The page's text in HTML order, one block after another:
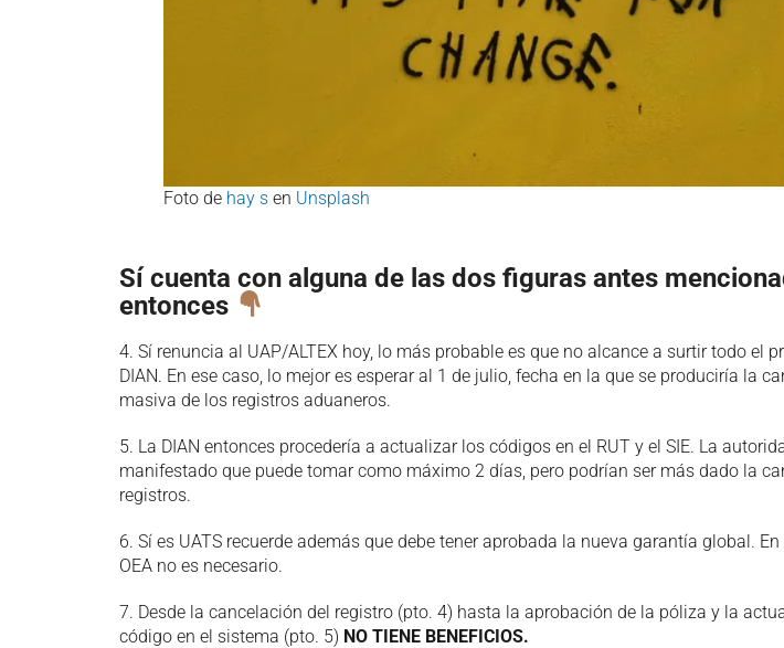
Foto de hay s en Unsplash
Sí cuenta con alguna de las dos figuras antes
entonces
4. Sí renuncia al UAP/ALTEX hoy, lo más probable es que no alcance a surtir todo el
DIAN. En ese caso, lo mejor es esperar al 1 de julio, fecha en la que se produciría la
masiva de los registros aduaneros.
5. La DIAN entonces procedería a actualizar los códigos en el RUT y el SIE. La
manifestado que puede tomar como máximo 2 días, pero podrían ser más dado la
registros.
6. Sí es UATS recuerde además que debe tener aprobada la nueva garantía global.
OEA no es necesario.
7. Desde la cancelación del registro (pto. 4) hasta la aprobación de la póliza y la
código en el sistema (pto. 5) NO TIENE BENEFICIOS.